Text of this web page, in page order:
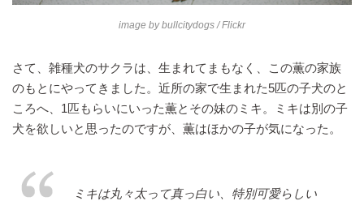
image bybullcitydogs / Flickr
さて、雑種犬のサクラは、生まれてまもなく、この薫の家族
のもとにやってきました。近所の家で生まれた5匹の子犬のと
ころへ、1匹もらいにいった薫とその妹のミキ。ミキは別の子
犬を欲しいと思ったのですが、薫はほかの子が気になった。
ミキは丸々太って真っ白い、特別可愛らしい